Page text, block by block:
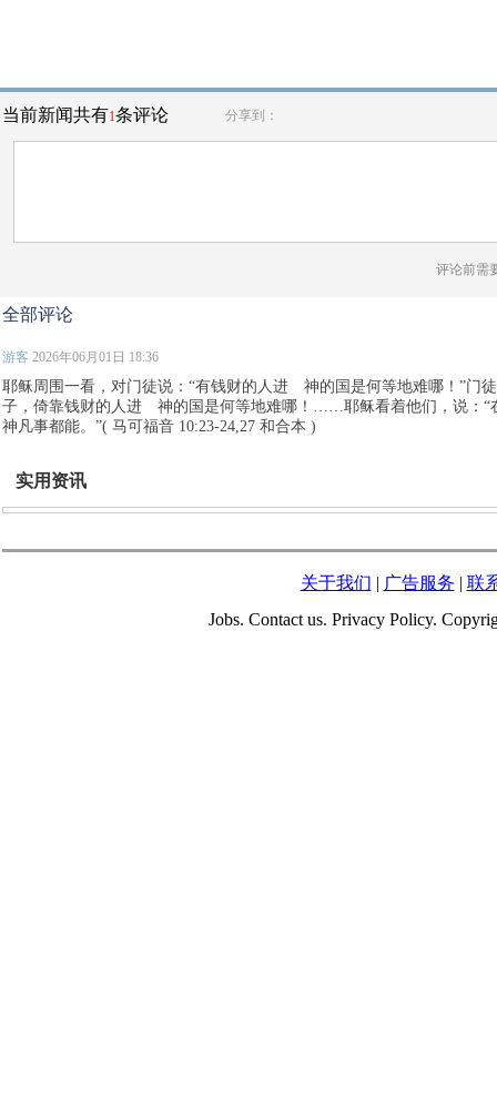
当前新闻共有1条评论 分享到：
评论前需
全部评论
游客 2026年06月01日 18:36
耶稣周围一看，对门徒说：“有钱财的人进 神的国是何等地难哪！”门
子，倚靠钱财的人进 神的国是何等地难哪！……耶稣看着他们，说
神凡事都能。”( 马可福音 10:23-24,27 和合本 )
实用资讯
关于我们 | 广告服务 | 联
Jobs. Contact us. Privacy Policy.